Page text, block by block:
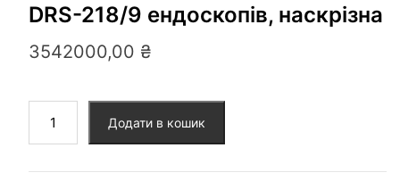
DRS-218/9 ендоскопів, наскрізна
3542000,00 ₴
Додати в кошик